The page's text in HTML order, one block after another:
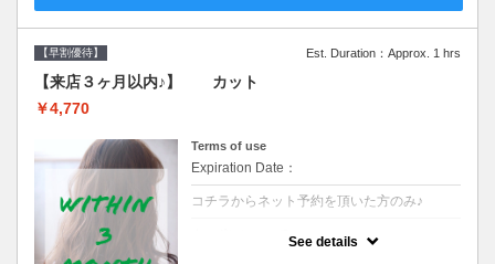
【早割優待】 Est. Duration：Approx. 1 hrs
【来店３ヶ月以内♪】 カット
￥4,770
Terms of use
Expiration Date：
コチラからネット予約を頂いた方のみ♪
See details